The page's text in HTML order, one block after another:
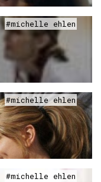
#michelle ehlen
#michelle ehlen
#michelle ehlen